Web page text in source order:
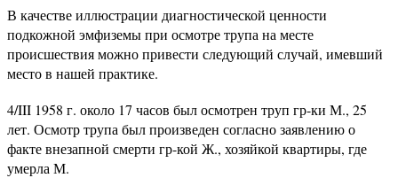
В качестве иллюстрации диагностической ценности
подкожной эмфиземы при осмотре трупа на месте
происшествия можно привести следующий случай, имевший
место в нашей практике.
4/III 1958 г. около 17 часов был осмотрен труп гр-ки М., 25
лет. Осмотр трупа был произведен согласно заявлению о
факте внезапной смерти гр-кой Ж., хозяйкой квартиры, где
умерла М.